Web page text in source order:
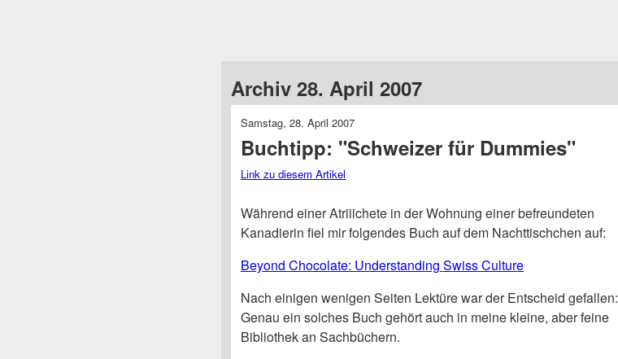
Archiv 28. April 2007
Samstag, 28. April 2007
Buchtipp: "Schweizer für Dummies"
Link zu diesem Artikel
Während einer Atriiichete in der Wohnung einer befreundeten
Kanadierin fiel mir folgendes Buch auf dem Nachttischchen auf:
Beyond Chocolate: Understanding Swiss Culture
Nach einigen wenigen Seiten Lektüre war der Entscheid gefallen:
Genau ein solches Buch gehört auch in meine kleine, aber feine
Bibliothek an Sachbüchern.